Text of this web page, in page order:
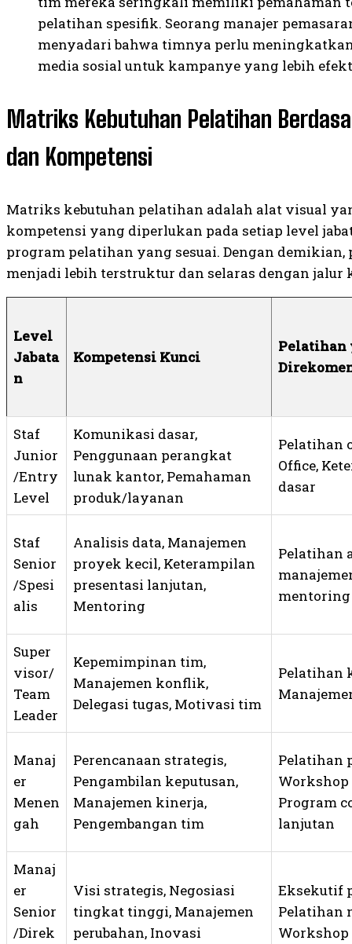
pelatihan spesifik. Seorang manajer
menyadari bahwa timnya perlu
media sosial untuk kampanye yang lebih
Matriks Kebutuhan Pelatihan
dan Kompetensi
Matriks kebutuhan pelatihan adalah alat visual
kompetensi yang diperlukan pada setiap level
program pelatihan yang sesuai. Dengan
menjadi lebih terstruktur dan selaras dengan jalur
Level
Jabata
n
Kompetensi Kunci
Pelatihan
Staf
Junior
/Entry
Level
Komunikasi dasar,
Penggunaan perangkat
lunak kantor, Pemahaman
produk/layanan
Pelatihan
Office,
dasar
Staf
Senior
/Spesi
alis
Analisis data, Manajemen
proyek kecil, Keterampilan
presentasi lanjutan,
Mentoring
Pelatihan
mentoring
Super
visor/
Team
Leader
Kepemimpinan tim,
Manajemen konflik,
Delegasi tugas, Motivasi tim
Pelatihan
Manaj
er
Menen
gah
Perencanaan strategis,
Pengambilan keputusan,
Manajemen kinerja,
Pengembangan tim
Pelatihan
Workshop
Program
lanjutan
Manaj
er
Senior
/Direk
Visi strategis, Negosiasi
tingkat tinggi, Manajemen
perubahan, Inovasi
Eksekutif
Pelatihan
Workshop